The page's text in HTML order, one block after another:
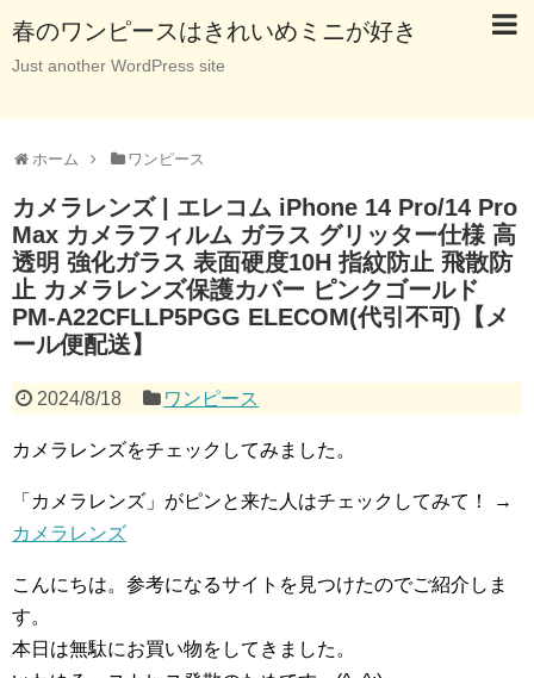
春のワンピースはきれいめミニが好き
Just another WordPress site
ホーム ワンピース
カメラレンズ | エレコム iPhone 14 Pro/14 Pro
Max カメラフィルム ガラス グリッター仕様 高
透明 強化ガラス 表面硬度10H 指紋防止 飛散防
止 カメラレンズ保護カバー ピンクゴールド
PM-A22CFLLP5PGG ELECOM(代引不可)【メ
ール便配送】
2024/8/18 ワンピース
カメラレンズをチェックしてみました。
「カメラレンズ」がピンと来た人はチェックしてみて！ →
カメラレンズ
こんにちは。参考になるサイトを見つけたのでご紹介しま
す。
本日は無駄にお買い物をしてきました。